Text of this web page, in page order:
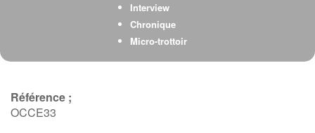
Interview
Chronique
Micro-trottoir
Référence ;
OCCE33